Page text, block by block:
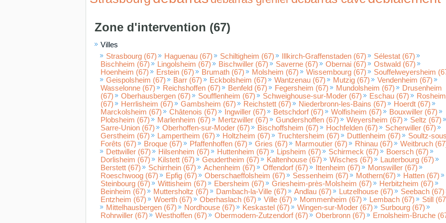
Zone d'intervention (67)
Villes
Strasbourg (67)
Haguenau (67) Schiltigheim (67) Illkirch-Graffenstaden (67)
Sélestat (67)
Bischheim (67)
Lingolsheim (67) Bischwiller (67) Saverne (67) Obernai (67)
Ostwald (67)
Hoenheim (67)
Erstein (67) Brumath (67) Molsheim (67) Wissembourg (67)
Souffelweyersheim
Geispolsheim (67)
Barr (67) Eckbolsheim (67) Wantzenau (67) Mutzig (67)
Vendenheim (67)
Wasselonne (67)
Reichshoffen (67) Benfeld (67) Fegersheim (67) Mundolsheim (67)
Drusenheim
(67)
Oberhausbergen (67) Soufflenheim (67) Schweighouse-sur-Moder (67) Eschau (67)
Rosheim
(67)
Herrlisheim (67) Gambsheim (67) Reichstett (67) Niederbronn-les-Bains (67)
Hoerdt (67)
Marckolsheim (67)
Châtenois (67) Ingwiller (67) Betschdorf (67) Wolfisheim (67)
Bouxwiller (67)
Plobsheim (67)
Marlenheim (67) Mertzwiller (67) Gundershoffen (67) Weyersheim (67)
Seltz (67)
Sarre-Union (67)
Oberhoffen-sur-Moder (67) Bischoffsheim (67) Hochfelden (67)
Scherwiller (67)
Gerstheim (67)
Lampertheim (67) Holtzheim (67) Truchtersheim (67) Duttlenheim (67)
Soultz-
Forêts (67)
Broque (67) Pfaffenhoffen (67) Gries (67) Marmoutier (67) Rhinau (67)
Weitbruch
Dettwiller (67)
Hilsenheim (67) Huttenheim (67) Lipsheim (67) Schirmeck (67)
Boersch (67)
Dorlisheim (67)
Kilstett (67) Geudertheim (67) Kaltenhouse (67) Wisches (67)
Lauterbourg (67)
Berstett (67)
Schirrhein (67) Achenheim (67) Offendorf (67) Ittenheim (67)
Monswiller (67)
Roeschwoog (67)
Epfig (67) Oberschaeffolsheim (67) Sessenheim (67) Mothern(67)
Hatten (67)
Steinbourg (67)
Wittisheim (67) Ebersheim (67) Griesheim-près-Molsheim (67)
Herbitzheim (67)
Beinheim (67)
Muttersholtz (67) Dambach-la-Ville (67) Andlau (67) Lutzelhouse (67)
Seebach (67)
Entzheim (67)
Woerth (67) Oberhaslach (67) Ville (67) Mommenheim (67) Lembach (67)
Still
Mittelhausbergen (67)
Nordhouse (67) Keskastel (67) Wingen-sur-Moder (67)
Surbourg (67)
Rohrwiller (67)
Westhoffen (67) Obermodern-Zutzendorf (67) Oberbronn (67) Ernolsheim-Bruche